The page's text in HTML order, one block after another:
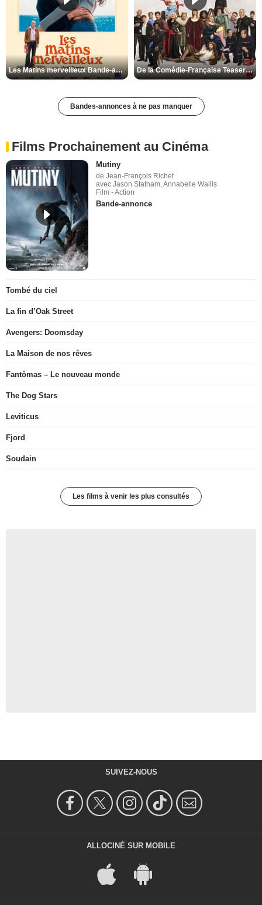
Les Matins merveilleux Bande-annonce VF De la Comédie-Française Teaser VF
Bandes-annonces à ne pas manquer
Films Prochainement au Cinéma
Mutiny
de Jean-François Richet
avec Jason Statham, Annabelle Wallis
Film - Action
Bande-annonce
Tombé du ciel
La fin d’Oak Street
Avengers: Doomsday
La Maison de nos rêves
Fantômas – Le nouveau monde
The Dog Stars
Leviticus
Fjord
Soudain
Les films à venir les plus consultés
SUIVEZ-NOUS
ALLOCINÉ SUR MOBILE